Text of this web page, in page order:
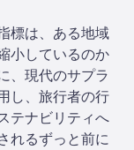
標は、ある地域
小しているのか
、現代のサプラ
し、旅行者の行
テナビリティへ
れるずっと前に